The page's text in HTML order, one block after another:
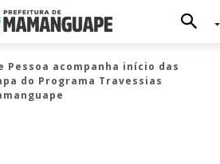
Pessoa acompanha início das
do Programa Travessias